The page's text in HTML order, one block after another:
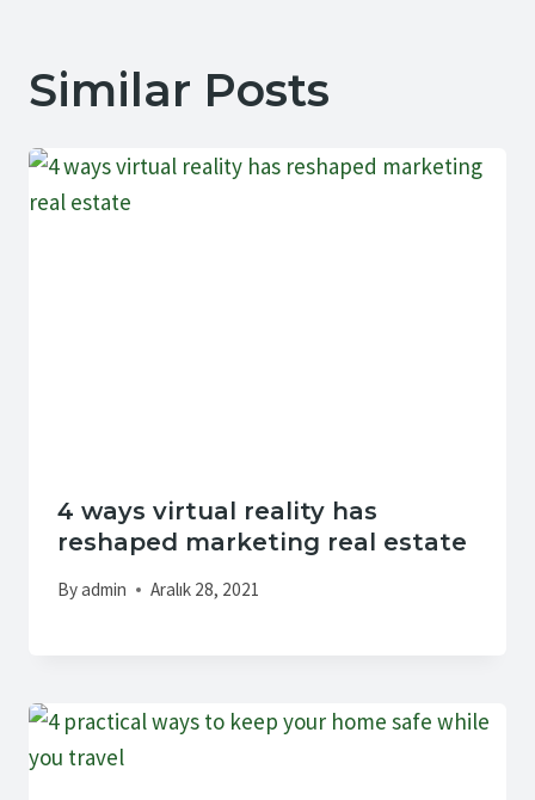
Similar Posts
4 ways virtual reality has
reshaped marketing real estate
Byadmin Aralık 28, 2021